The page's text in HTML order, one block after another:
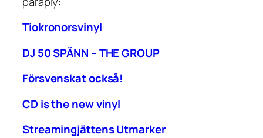
Tiokronorsvinyl
DJ 50 SPÄNN – THE GROUP
Försvenskat också!
CD is the new vinyl
Streamingjättens Utmarker